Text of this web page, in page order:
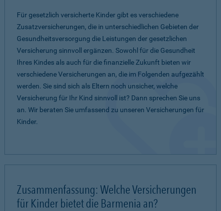
Für gesetzlich versicherte Kinder gibt es verschiedene
Zusatzversicherungen, die in unterschiedlichen Gebieten der
Gesundheitsversorgung die Leistungen der gesetzlichen
Versicherung sinnvoll ergänzen. Sowohl für die Gesundheit
Ihres Kindes als auch für die finanzielle Zukunft bieten wir
verschiedene Versicherungen an, die im Folgenden aufgezählt
werden. Sie sind sich als Eltern noch unsicher, welche
Versicherung für Ihr Kind sinnvoll ist? Dann sprechen Sie uns
an. Wir beraten Sie umfassend zu unseren Versicherungen für
Kinder.
Zusammenfassung: Welche Versicherungen
für Kinder bietet die Barmenia an?